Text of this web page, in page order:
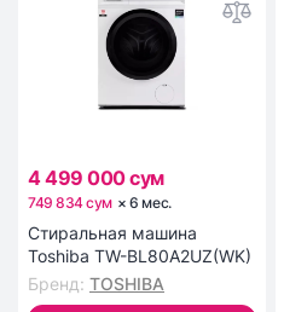
4 499 000 сум
749 834 сум ×6 мес.
Стиральная машина
Toshiba TW-BL80A2UZ(WK)
Бренд: TOSHIBA